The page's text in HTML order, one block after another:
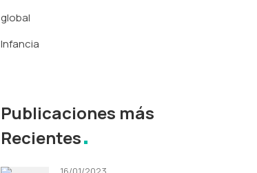
global
Infancia
Publicaciones más
Recientes